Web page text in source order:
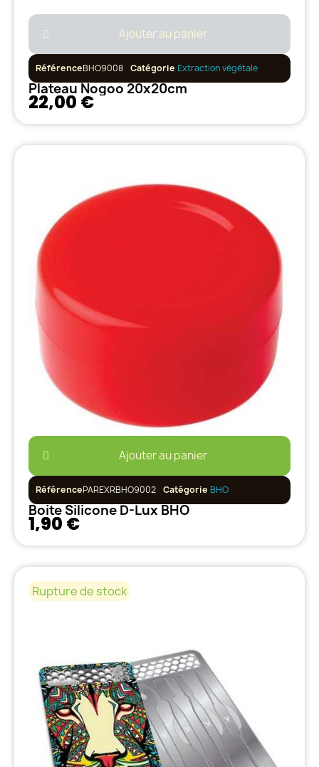
Ajouter au panier
RéférenceBHO9008 Catégorie Extraction végétale
Plateau Nogoo 20x20cm
22,00 €
Ajouter au panier
RéférencePAREXRBHO9002 Catégorie BHO
Boite Silicone D-Lux BHO
1,90 €
Rupture de stock